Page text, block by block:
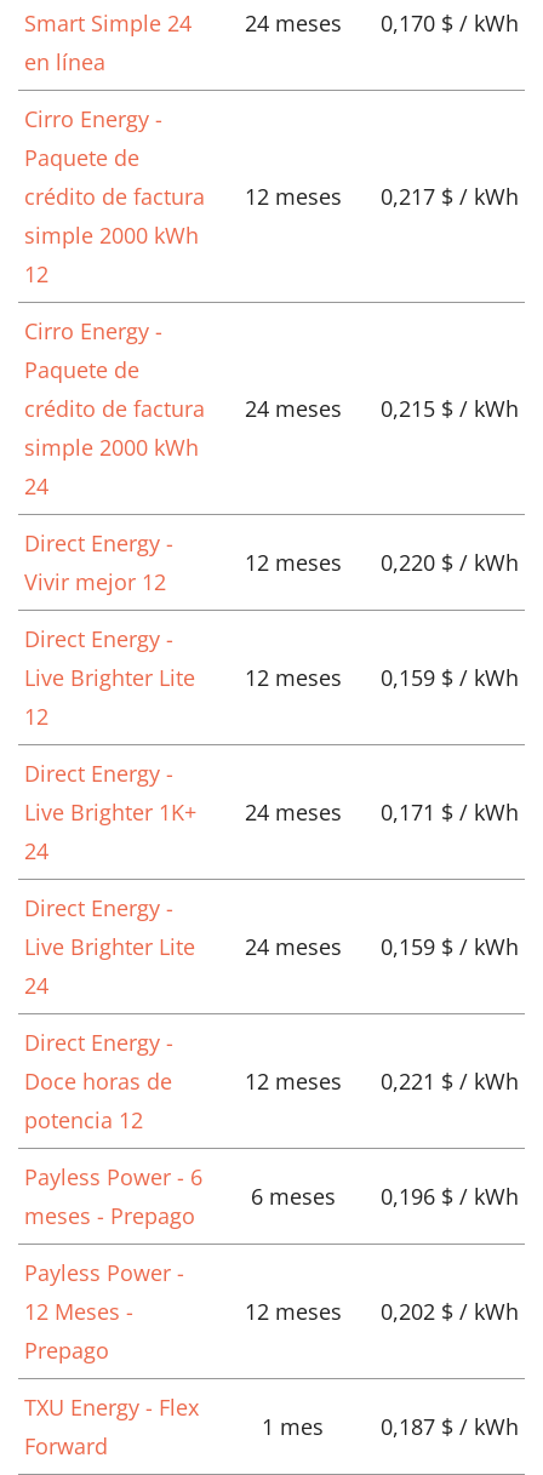
Smart Simple 24
en línea
24 meses 0,170 $ / kWh
Cirro Energy -
Paquete de
crédito de factura
simple 2000 kWh
12
12 meses 0,217 $ / kWh
Cirro Energy -
Paquete de
crédito de factura
simple 2000 kWh
24
24 meses 0,215 $ / kWh
Direct Energy -
Vivir mejor 12
12 meses 0,220 $ / kWh
Direct Energy -
Live Brighter Lite
12
12 meses 0,159 $ / kWh
Direct Energy -
Live Brighter 1K+
24
24 meses 0,171 $ / kWh
Direct Energy -
Live Brighter Lite
24
24 meses 0,159 $ / kWh
Direct Energy -
Doce horas de
potencia 12
12 meses 0,221 $ / kWh
Payless Power - 6
meses - Prepago
6 meses 0,196 $ / kWh
Payless Power -
12 Meses -
Prepago
12 meses 0,202 $ / kWh
TXU Energy - Flex
Forward
1 mes 0,187 $ / kWh